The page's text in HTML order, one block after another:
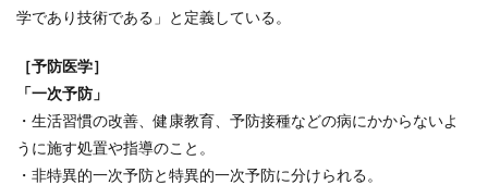
学であり技術である」と定義している。
［予防医学］
「一次予防」
・生活習慣の改善、健康教育、予防接種などの病にかからないよ
うに施す処置や指導のこと。
・非特異的一次予防と特異的一次予防に分けられる。